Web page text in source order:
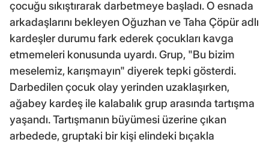
çocuğu sıkıştırarak darbetmeye başladı. O esnada
arkadaşlarını bekleyen Oğuzhan ve Taha Çöpür adlı
kardeşler durumu fark ederek çocukları kavga
etmemeleri konusunda uyardı. Grup, "Bu bizim
meselemiz, karışmayın" diyerek tepki gösterdi.
Darbedilen çocuk olay yerinden uzaklaşırken,
ağabey kardeş ile kalabalık grup arasında tartışma
yaşandı. Tartışmanın büyümesi üzerine çıkan
arbedede, gruptaki bir kişi elindeki bıçakla